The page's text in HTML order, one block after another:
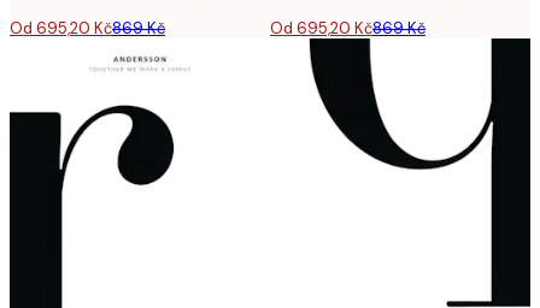
Od 695,20 Kč869 Kč Od 695,20 Kč869 Kč